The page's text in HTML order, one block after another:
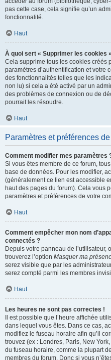
pas cette case, cela signifie qu’un
fonctionnalité.
Haut
À quoi sert « Supprimer les cookies
Cela supprime tous les cookies créés
paramètres d’authentification et votre
des fonctionnalités telles que les
non lu) si cela a été activé par un
des problèmes de connexion ou de
pourrait les résoudre.
Haut
Paramètres et préférences
Comment modifier mes paramètres
Si vous êtes membre de ce forum,
base de données. Pour les modifier,
(généralement ce lien est accessible
haut des pages du forum). Cela vous
paramètres et préférences de votre
Haut
Comment empêcher mon nom
connectés ?
Depuis votre panneau de l’utilisateur,
trouverez l’option Masquer ma
serez visible que par les
serez compté parmi les membres
Haut
Les heures ne sont pas correctes !
Il est possible que l’heure affichée
dans lequel vous êtes. Dans ce cas,
modifiez le fuseau horaire afin qu’il
trouvez (ex : Londres, Paris, New
du fuseau horaire, comme la plupart
membres du forum. Donc si vous